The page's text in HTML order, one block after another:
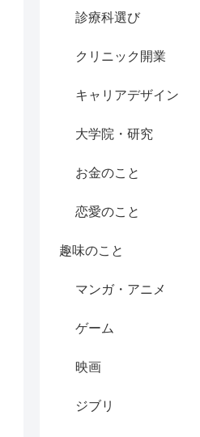
診療科選び
クリニック開業
キャリアデザイン
大学院・研究
お金のこと
恋愛のこと
趣味のこと
マンガ・アニメ
ゲーム
映画
ジブリ